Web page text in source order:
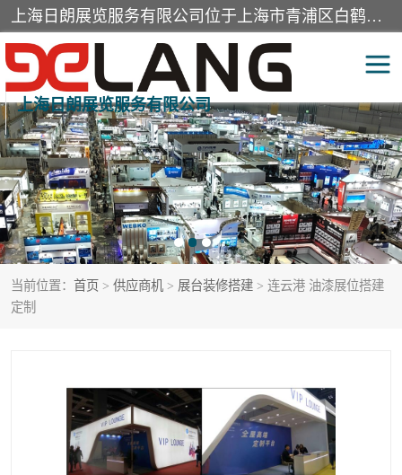
上海日朗展览服务有限公司位于上海市青浦区白鹤镇，营业范围有展览展示会务服务，室内装饰设计及施工，展示道具设计制作，舞台设计，图文设计，灯箱制作，园林绿化工程，广告装潢材料，建筑材料，办公用品，工艺礼品日用百货销售。
上海日朗展览服务有限公司
当前位置： 首页 > 供应商机 > 展台装修搭建 > 连云港 油漆展位搭建
定制
展台装修搭建 活动会议执行
展厅装修 专柜制作
展会装修设计 展会搭建
活动策划 展会服务